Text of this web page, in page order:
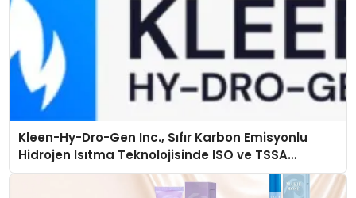
Kleen-Hy-Dro-Gen Inc., Sıfır Karbon Emisyonlu
Hidrojen Isıtma Teknolojisinde ISO ve TSSA
Düzenleyici Onaylarını Aldı